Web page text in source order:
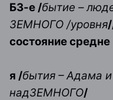
Б3-е /бытие –
ЗЕМНОГО /уровня
состояние
я /бытия – Адама
надЗЕМНОГО/